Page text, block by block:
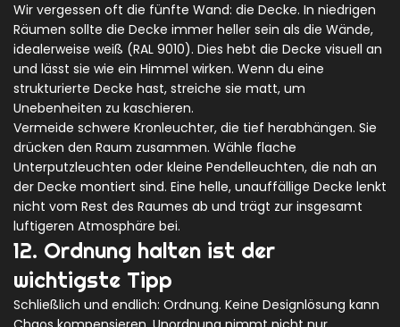
Wir vergessen oft die fünfte Wand: die Decke. In niedrigen
Räumen sollte die Decke immer heller sein als die Wände,
idealerweise weiß (RAL 9010). Dies hebt die Decke visuell an
und lässt sie wie ein Himmel wirken. Wenn du eine
strukturierte Decke hast, streiche sie matt, um
Unebenheiten zu kaschieren.
Vermeide schwere Kronleuchter, die tief herabhängen. Sie
drücken den Raum zusammen. Wähle flache
Unterputzleuchten oder kleine Pendelleuchten, die nah an
der Decke montiert sind. Eine helle, unauffällige Decke lenkt
nicht vom Rest des Raumes ab und trägt zur insgesamt
luftigeren Atmosphäre bei.
12. Ordnung halten ist der
wichtigste Tipp
Schließlich und endlich: Ordnung. Keine Designlösung kann